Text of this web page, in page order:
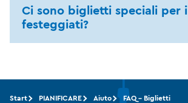
Ci sono biglietti speciali per i
festeggiati?
Start PIANIFICARE Aiuto FAQ - Biglietti